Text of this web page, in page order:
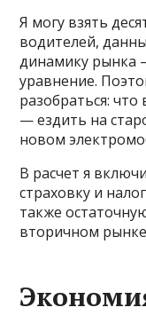
Я могу взять
водителей,
динамику рынка
уравнение.
разобраться:
— ездить на
новом
В расчет я
страховку и
также
вторичном